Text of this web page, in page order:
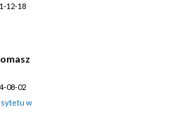
12-18
08-02
w